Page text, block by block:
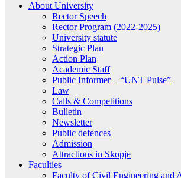
About University
Rector Speech
Rector Program (2022-2025)
University statute
Strategic Plan
Action Plan
Academic Staff
Public Informer – “UNT Pulse”
Law
Calls & Competitions
Bulletin
Newsletter
Public defences
Admission
Attractions in Skopje
Faculties
Faculty of Civil Engineering and